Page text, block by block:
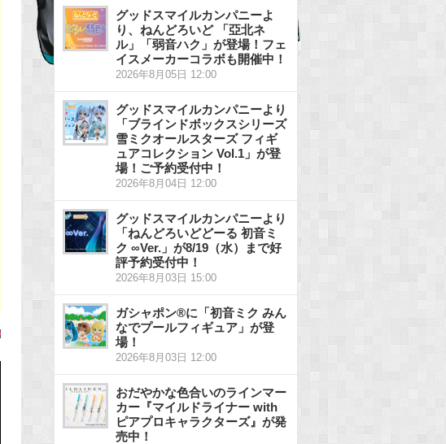
グッドスマイルカンパニーよ
り、ねんどろいど 「亞北ネ
ル」「弱音ハク」が登場！フェ
イスメーカーコラボも開催中！
2026年8月05日 12:00
グッドスマイルカンパニーより
「ブラインドボックスシリーズ
雪ミクオールスターズ フィギ
ュアコレクション Vol.1」が登
場！ご予約受付中！
2026年8月04日 12:00
グッドスマイルカンパニーより
「ねんどろいどどーる 初音ミ
ク ∞Ver.」が8/19（水）まで好
評予約受付中！
2026年8月03日 15:00
ガシャポン®に「初音ミク みん
なでプールフィギュア」が登
場！
2026年8月03日 12:00
おだやかな色合いのラインマー
カー『マイルドライナー with
ピアプロキャラクターズ』が発
売中！